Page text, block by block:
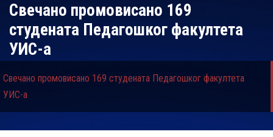
Свечанo промовисано 169
студената Педагошког факултета
УИС-а
Свечанo промовисано 169 студената Педагошког факултета
УИС-а